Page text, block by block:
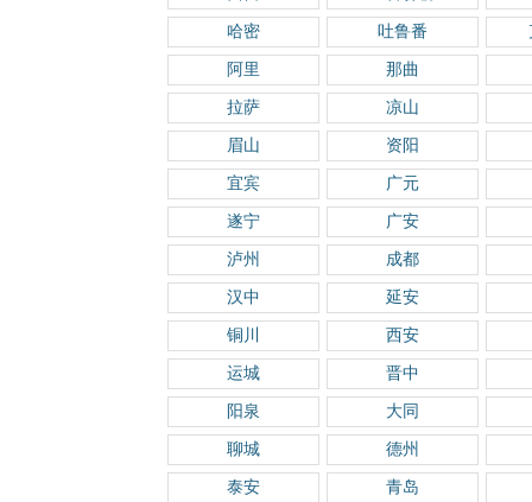
哈密 吐鲁番
阿里 那曲
拉萨 凉山
眉山 资阳
宜宾 广元
遂宁 广安
泸州 成都
汉中 延安
铜川 西安
运城 晋中
阳泉 大同
聊城 德州
泰安 青岛